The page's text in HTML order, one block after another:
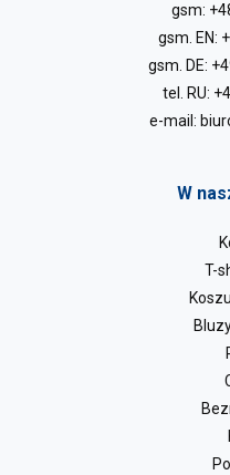
gsm:
gsm. EN:
gsm. DE:
tel. RU:
e-mail:
W
T-